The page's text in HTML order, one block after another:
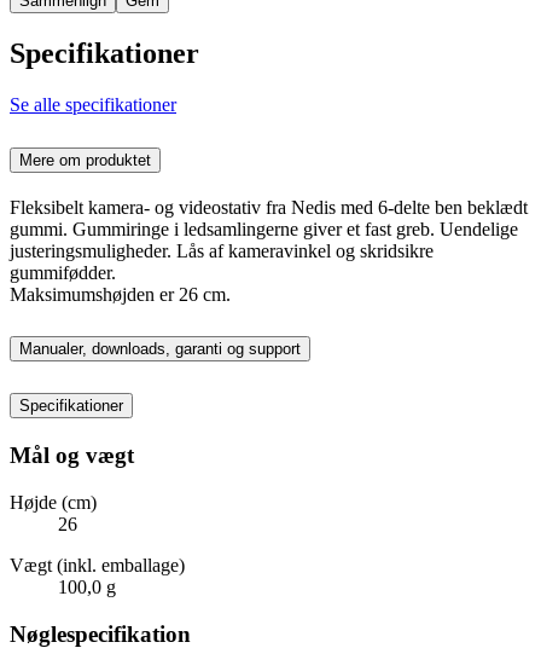
Specifikationer
Se alle specifikationer
Mere om produktet
Fleksibelt kamera- og videostativ fra Nedis med 6-delte ben beklædt
gummi. Gummiringe i ledsamlingerne giver et fast greb. Uendelige
justeringsmuligheder. Lås af kameravinkel og skridsikre
gummifødder.
Maksimumshøjden er 26 cm.
Manualer, downloads, garanti og support
Specifikationer
Mål og vægt
Højde (cm)
26
Vægt (inkl. emballage)
100,0 g
Nøglespecifikation